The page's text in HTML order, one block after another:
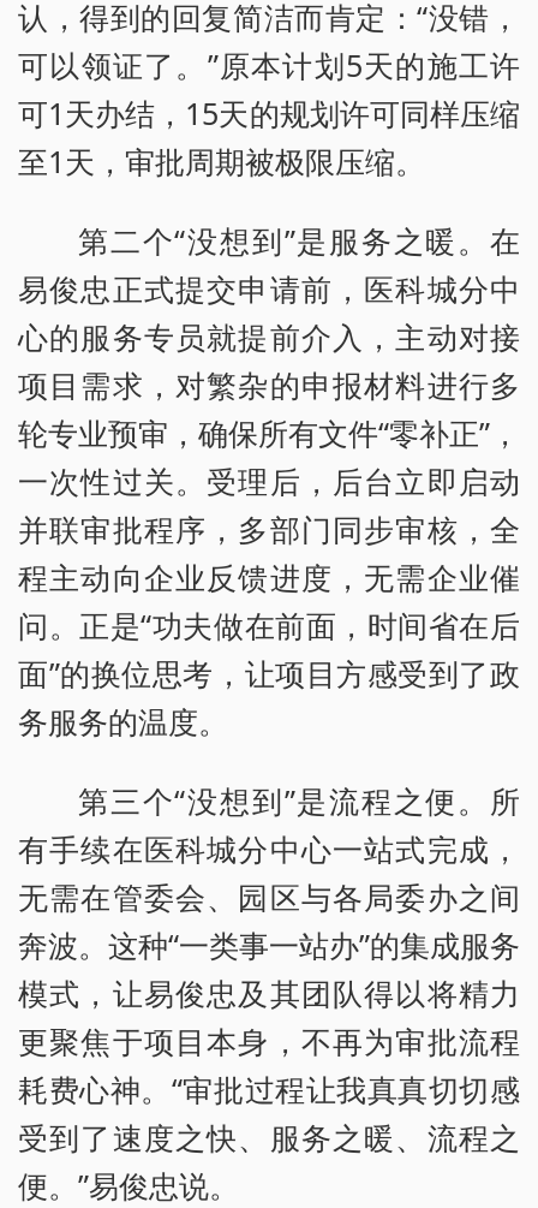
认，得到的回复简洁而肯定：“没错，
可以领证了。”原本计划5天的施工许
可1天办结，15天的规划许可同样压缩
至1天，审批周期被极限压缩。
第二个“没想到”是服务之暖。在
易俊忠正式提交申请前，医科城分中
心的服务专员就提前介入，主动对接
项目需求，对繁杂的申报材料进行多
轮专业预审，确保所有文件“零补正”，
一次性过关。受理后，后台立即启动
并联审批程序，多部门同步审核，全
程主动向企业反馈进度，无需企业催
问。正是“功夫做在前面，时间省在后
面”的换位思考，让项目方感受到了政
务服务的温度。
第三个“没想到”是流程之便。所
有手续在医科城分中心一站式完成，
无需在管委会、园区与各局委办之间
奔波。这种“一类事一站办”的集成服务
模式，让易俊忠及其团队得以将精力
更聚焦于项目本身，不再为审批流程
耗费心神。“审批过程让我真真切切感
受到了速度之快、服务之暖、流程之
便。”易俊忠说。